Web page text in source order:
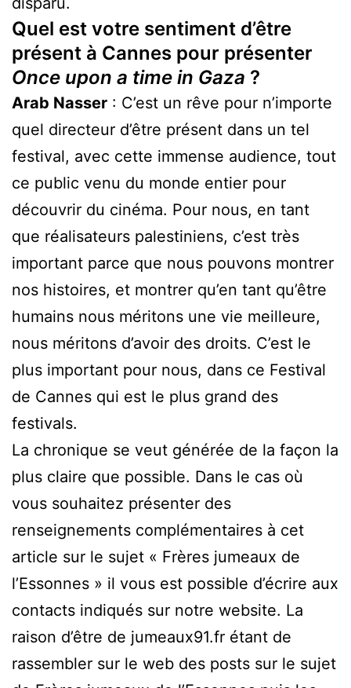
Quel est votre sentiment d’être
présent à Cannes pour présenter
Once upon a time in Gaza ?
Arab Nasser : C’est un rêve pour n’importe
quel directeur d’être présent dans un tel
festival, avec cette immense audience, tout
ce public venu du monde entier pour
découvrir du cinéma. Pour nous, en tant
que réalisateurs palestiniens, c’est très
important parce que nous pouvons montrer
nos histoires, et montrer qu’en tant qu’être
humains nous méritons une vie meilleure,
nous méritons d’avoir des droits. C’est le
plus important pour nous, dans ce Festival
de Cannes qui est le plus grand des
festivals.
La chronique se veut générée de la façon la
plus claire que possible. Dans le cas où
vous souhaitez présenter des
renseignements complémentaires à cet
article sur le sujet « Frères jumeaux de
l’Essonnes » il vous est possible d’écrire aux
contacts indiqués sur notre website. La
raison d’être de jumeaux91.fr étant de
rassembler sur le web des posts sur le sujet